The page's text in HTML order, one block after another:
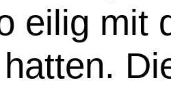
eilig mit